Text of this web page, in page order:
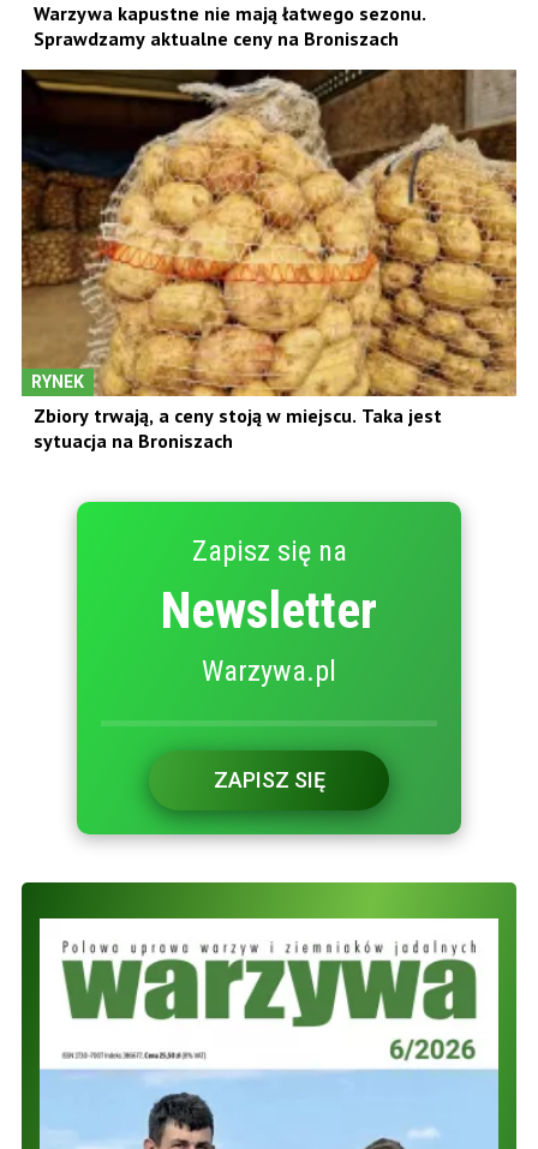
Warzywa kapustne nie mają łatwego sezonu.
Sprawdzamy aktualne ceny na Broniszach
RYNEK
Zbiory trwają, a ceny stoją w miejscu. Taka jest
sytuacja na Broniszach
Zapisz się na
Newsletter
Warzywa.pl
ZAPISZ SIĘ